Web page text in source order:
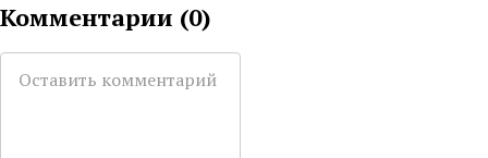
Комментарии (0)